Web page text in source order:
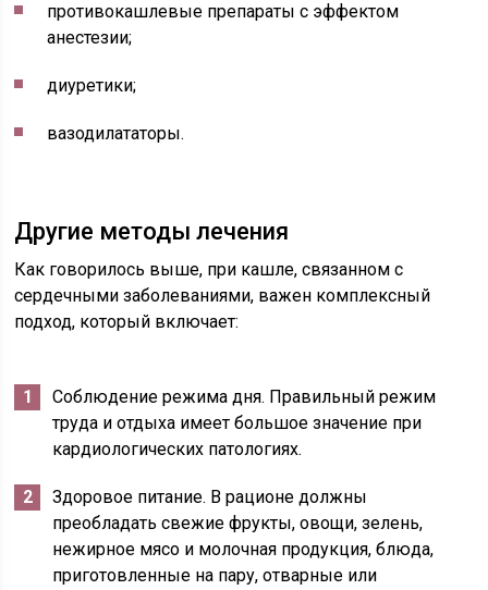
противокашлевые препараты с эффектом
анестезии;
диуретики;
вазодилататоры.
Другие методы лечения
Как говорилось выше, при кашле, связанном с
сердечными заболеваниями, важен комплексный
подход, который включает:
Соблюдение режима дня. Правильный режим
труда и отдыха имеет большое значение при
кардиологических патологиях.
Здоровое питание. В рационе должны
преобладать свежие фрукты, овощи, зелень,
нежирное мясо и молочная продукция, блюда,
приготовленные на пару, отварные или